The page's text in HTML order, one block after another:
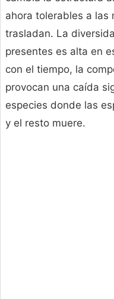
ahora tolerables a las
trasladan. La
presentes es alta en
con el tiempo, la
provocan una caída
especies donde las
y el resto muere.